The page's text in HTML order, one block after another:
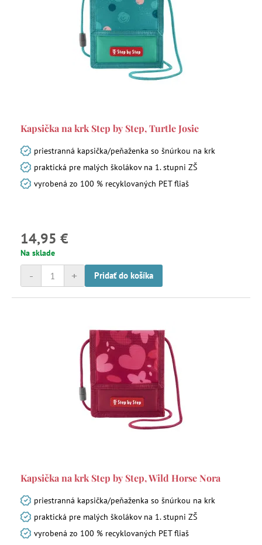
Kapsička na krk Step by Step, Turtle Josie
priestranná kapsička/peňaženka so šnúrkou na krk
praktická pre malých školákov na 1. stupni ZŠ
vyrobená zo 100 % recyklovaných PET fliaš
14,95 €
Na sklade
+
- Pridať do košíka
Kapsička na krk Step by Step, Wild Horse Nora
priestranná kapsička/peňaženka so šnúrkou na krk
praktická pre malých školákov na 1. stupni ZŠ
vyrobená zo 100 % recyklovaných PET fliaš